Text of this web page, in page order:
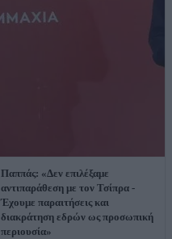
Παππάς: «Δεν επιλέξαμε
αντιπαράθεση με τον Τσίπρα -
Έχουμε παραιτήσεις και
διακράτηση εδρών ως προσωπική
περιουσία»